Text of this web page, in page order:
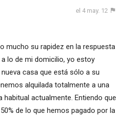
el 4 may. 12
mucho su rapidez en la respuesta
lo de mi domicilio, yo estoy
casa que está sólo a su
alquilada totalmente a una
actualmente. Entiendo que
de lo que hemos pagado por la